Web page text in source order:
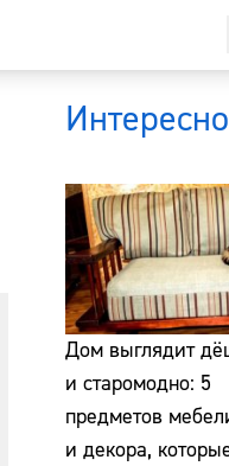
Дом выглядит
и старомодно: 5
предметов
и декора,